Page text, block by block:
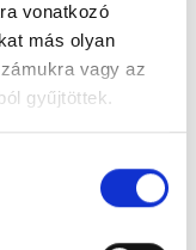
vonatkozó
más olyan
vagy az
gyűjtöttek.
folyamatosan